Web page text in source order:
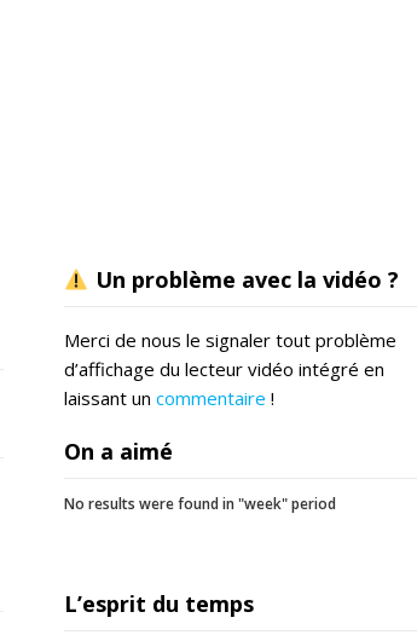
Un problème avec la vidéo ?
Merci de nous le signaler tout problème
d’affichage du lecteur vidéo intégré en
laissant un commentaire !
On a aimé
No results were found in "week" period
L’esprit du temps